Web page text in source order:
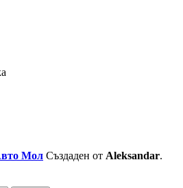
Мол Създаден от Aleksandar.